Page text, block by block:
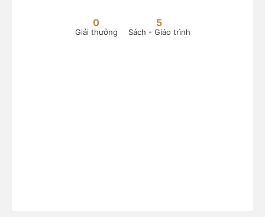
0
Giải thưởng
5
Sách - Giáo trình